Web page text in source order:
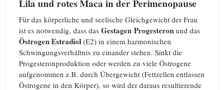
Lila und rotes Maca in der Perimenopause
Für das körperliche und seelische Gleichgewicht der Frau
ist es notwendig, dass das Gestagen Progesteron und das
ÖstrogenEstradiol (E2) in einem harmonischen
Schwingungsverhältnis zu einander stehen. Sinkt die
Progesteronproduktion oder werden zu viele Östrogene
aufgenommen z.B. durch Übergewicht (Fettzellen entlassen
Östrogene in den Körper), so wird der daraus resultierende